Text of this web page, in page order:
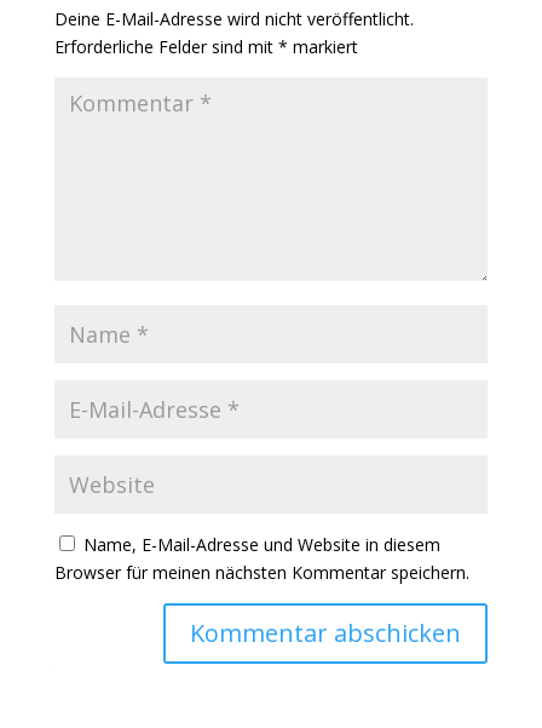
Deine E-Mail-Adresse wird nicht veröffentlicht.
Erforderliche Felder sind mit * markiert
Name, E-Mail-Adresse und Website in diesem
Browser für meinen nächsten Kommentar speichern.
Kommentar abschicken